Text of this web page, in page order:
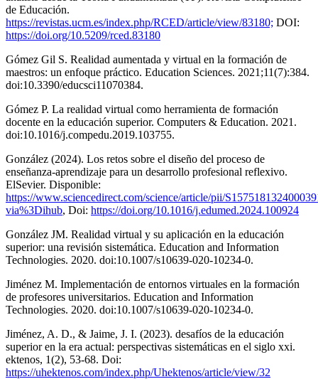
de Educación.
https://revistas.ucm.es/index.php/RCED/article/view/83180; DOI:
https://doi.org/10.5209/rced.83180
Gómez Gil S. Realidad aumentada y virtual en la formación de
maestros: un enfoque práctico. Education Sciences. 2021;11(7):384.
doi:10.3390/educsci11070384.
Gómez P. La realidad virtual como herramienta de formación
docente en la educación superior. Computers & Education. 2021.
doi:10.1016/j.compedu.2019.103755.
González (2024). Los retos sobre el diseño del proceso de
enseñanza-aprendizaje para un desarrollo profesional reflexivo.
ElSevier. Disponible:
https://www.sciencedirect.com/science/article/pii/
via%3Dihub, Doi: https://doi.org/10.1016/j.edumed.2024.100924
González JM. Realidad virtual y su aplicación en la educación
superior: una revisión sistemática. Education and Information
Technologies. 2020. doi:10.1007/s10639-020-10234-0.
Jiménez M. Implementación de entornos virtuales en la formación
de profesores universitarios. Education and Information
Technologies. 2020. doi:10.1007/s10639-020-10234-0.
Jiménez, A. D., & Jaime, J. I. (2023). desafíos de la educación
superior en la era actual: perspectivas sistemáticas en el siglo xxi.
ektenos, 1(2), 53-68. Doi:
https://uhektenos.com/index.php/Uhektenos/article/view/32